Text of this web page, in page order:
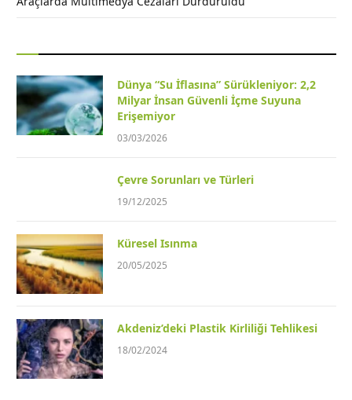
Dünya “Su İflasına” Sürükleniyor: 2,2
Milyar İnsan Güvenli İçme Suyuna
Erişemiyor
03/03/2026
Çevre Sorunları ve Türleri
19/12/2025
Küresel Isınma
20/05/2025
Akdeniz’deki Plastik Kirliliği Tehlikesi
18/02/2024